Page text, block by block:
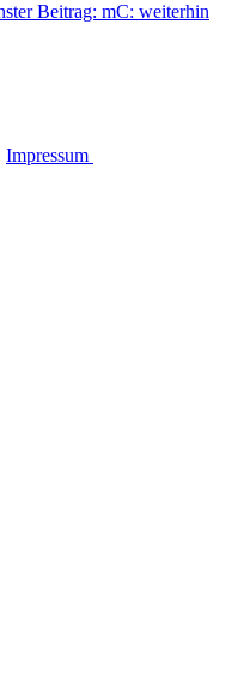
Beitrag: mC: weiterhin
Impressum